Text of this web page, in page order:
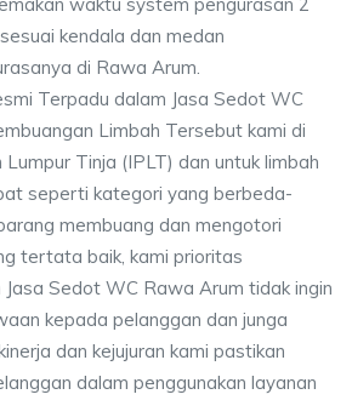
kendala dan medan
di Rawa Arum.
Terpadu dalam Jasa Sedot WC
Limbah Tersebut kami di
Tinja (IPLT) dan untuk limbah
seperti kategori yang berbeda-
membuang dan mengotori
tertata baik, kami prioritas
Sedot WC Rawa Arum tidak ingin
kepada pelanggan dan junga
dan kejujuran kami pastikan
dalam penggunakan layanan